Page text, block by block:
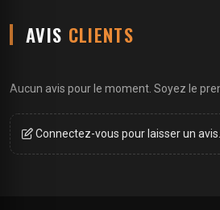
AVIS CLIENTS
Aucun avis pour le moment. Soyez le
Connectez-vous pour laisser un avis.